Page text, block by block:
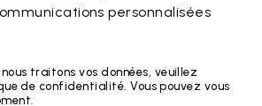
personnalisées
traitons vos données, veuillez
de confidentialité. Vous pouvez vous